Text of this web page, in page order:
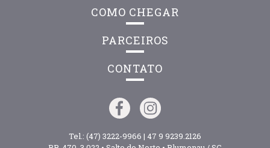
COMO CHEGAR
PARCEIROS
CONTATO
Tel.: (47) 3222-9966 | 47 9 9239.2126